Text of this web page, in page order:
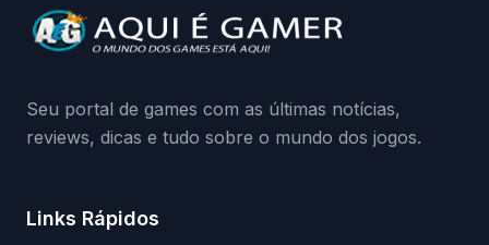
da Playground: negação do preload,
medidas contra acessos não autorizados
Seu portal de games com as últimas notícias,
reviews, dicas e tudo sobre o mundo dos jogos.
Links Rápidos